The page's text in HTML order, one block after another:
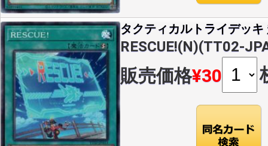
タクティカルトライデッキ
RESCUE!(N)(TT02-
販売価格¥30